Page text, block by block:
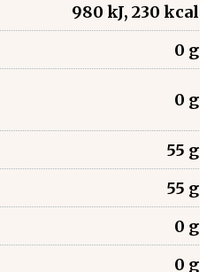
980 kJ, 230 kcal
0 g
0 g
55 g
55 g
0 g
0 g